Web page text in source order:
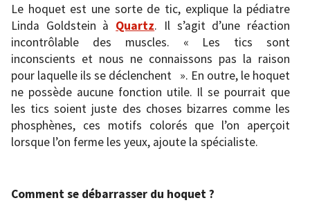
Le hoquet est une sorte de tic, explique la pédiatre
Linda Goldstein à Quartz. Il s’agit d’une réaction
incontrôlable des muscles. « Les tics sont
inconscients et nous ne connaissons pas la raison
pour laquelle ils se déclenchent ». En outre, le hoquet
ne possède aucune fonction utile. Il se pourrait que
les tics soient juste des choses bizarres comme les
phosphènes, ces motifs colorés que l’on aperçoit
lorsque l’on ferme les yeux, ajoute la spécialiste.
Comment se débarrasser du hoquet ?